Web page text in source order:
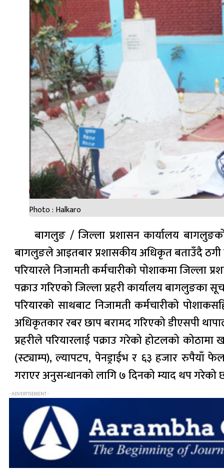
Photo : Halkaro
बागलुङ / जिल्ला प्रशासन कार्यालय
बागलुङले आइतबार प्रशासकीय अधिकृत बताउँदै ठगी
परियारले निजामती कर्मचारीको पोशाकमा जिल्ला
पक्राउ गरिएको जिल्ला प्रहरी कार्यालय बागलुङका
परियारको साथबाट निजामती कर्मचारीको
अधिकृतकार रबर छाप बरामद गरिएको डीएसपी
प्रहरीले परियारलाई पक्राउ गरेको होटलको
(स्ट्याम्प), ल्यापटप, पेनड्राईभ र ६३ हजार रुपैयाँ
गराएर अनुसन्धानको लागि ७ दिनको म्याद थप गरेको
- ADVERTISEMENT -